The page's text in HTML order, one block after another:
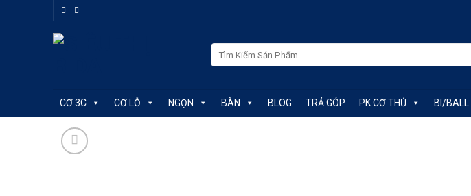
Tìm
kiếm:
CƠ 3C CƠ LỖ NGỌN BÀN BLOG TRẢ GÓP PK CƠ THỦ BI/BALL